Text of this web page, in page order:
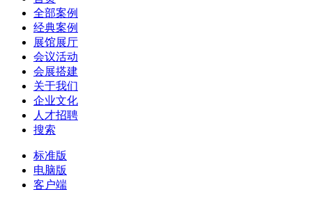
全部案例
经典案例
展馆展厅
会议活动
会展搭建
关于我们
企业文化
人才招聘
搜索
标准版
电脑版
客户端